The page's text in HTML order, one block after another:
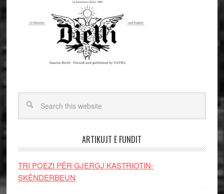
ARTIKUJT E FUNDIT
TRI POEZI PËR GJERGJ KASTRIOTIN-
SKËNDERBEUN